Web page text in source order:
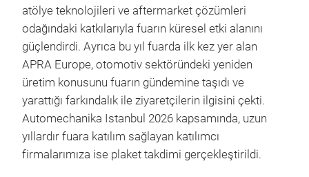
atölye teknolojileri ve aftermarket çözümleri
odağındaki katkılarıyla fuarın küresel etki alanını
güçlendirdi. Ayrıca bu yıl fuarda ilk kez yer alan
APRA Europe, otomotiv sektöründeki yeniden
üretim konusunu fuarın gündemine taşıdı ve
yarattığı farkındalık ile ziyaretçilerin ilgisini çekti.
Automechanika Istanbul 2026 kapsamında, uzun
yıllardır fuara katılım sağlayan katılımcı
firmalarımıza ise plaket takdimi gerçekleştirildi.